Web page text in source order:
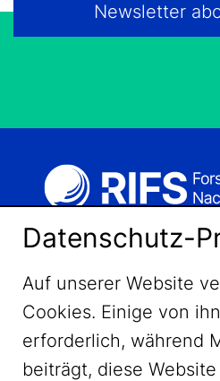
Newsletter
Datenschutz-
Auf unserer Website
Cookies. Einige von
erforderlich, während
beiträgt, diese